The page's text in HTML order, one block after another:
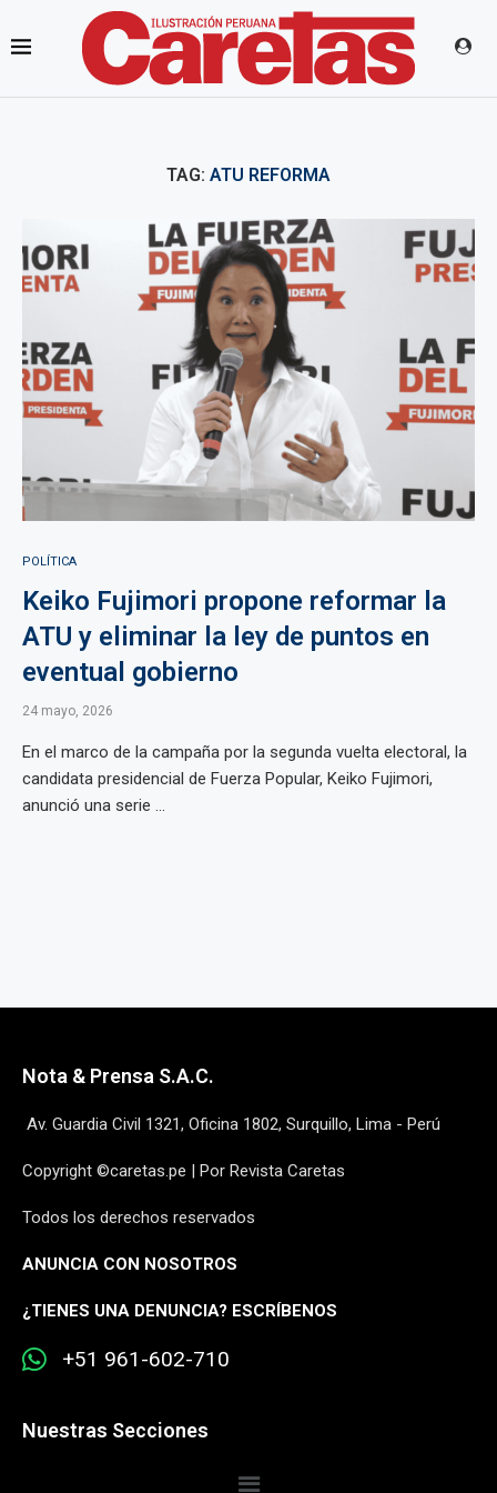
TAG: ATU REFORMA
POLÍTICA
Keiko Fujimori propone reformar la
ATU y eliminar la ley de puntos en
eventual gobierno
24 mayo, 2026
En el marco de la campaña por la segunda vuelta electoral, la
candidata presidencial de Fuerza Popular, Keiko Fujimori,
anunció una serie ...
Nota & Prensa S.A.C.
Av. Guardia Civil 1321, Oficina 1802, Surquillo, Lima - Perú
Copyright ©caretas.pe | Por Revista Caretas
Todos los derechos reservados
ANUNCIA CON NOSOTROS
¿TIENES UNA DENUNCIA? ESCRÍBENOS
+51 961-602-710
Nuestras Secciones